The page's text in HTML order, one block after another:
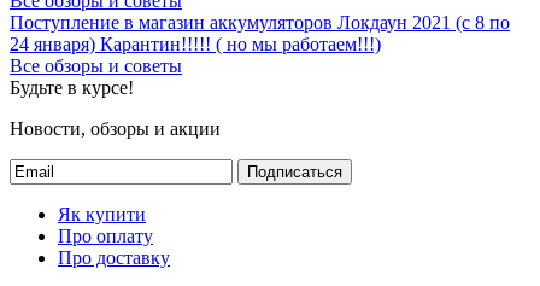
Поступление в магазин аккумуляторов Локдаун 2021 (с 8 по
24 января) Карантин!!!!! ( но мы работаем!!!)
Все обзоры и советы
Будьте в курсе!
Новости, обзоры и акции
Подписаться
Як купити
Про оплату
Про доставку